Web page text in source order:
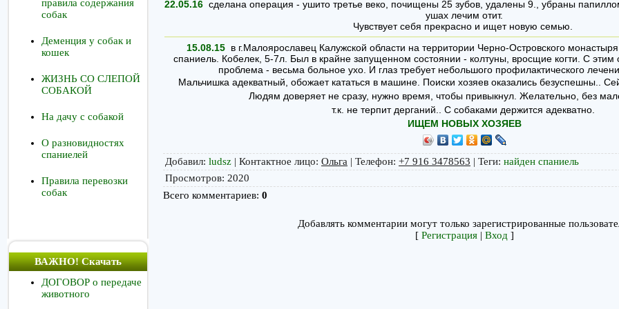
правила содержания
собак
Деменция у собак и
кошек
ЖИЗНЬ СО СЛЕПОЙ
СОБАКОЙ
На дачу с собакой
О разновидностях
спаниелей
Правила перевозки
собак
ВАЖНО! Скачать
ДОГОВОР о передаче
животного
22.05.16 сделана операция - ушито третье веко, почищены 25 зубов, удалены 9., убраны
ушах лечим отит.
Чувствует себя прекрасно и ищет новую семью.
15.08.15 в г.Малоярославец Калужской области на территории Черно-Островского
спаниель. Кобелек, 5-7л. Был в крайне запущенном состоянии - колтуны, вросщие когти. С
проблема - весьма больное ухо. И глаз требует небольшого профилактического
Мальчишка адекватный, обожает кататься в машине. Поиски хозяев оказались безуспешны..
Людям доверяет не сразу, нужно время, чтобы привыкнул. Желательно, без
т.к. не терпит дерганий.. С собаками держится адекватно.
ИЩЕМ НОВЫХ ХОЗЯЕВ
Добавил: ludsz | Контактное лицо: Ольга | Телефон: +7 916 3478563 | Теги: найден спаниель
Просмотров: 2020
Всего комментариев: 0
Добавлять комментарии могут только зарегистрированные
[ Регистрация| Вход ]